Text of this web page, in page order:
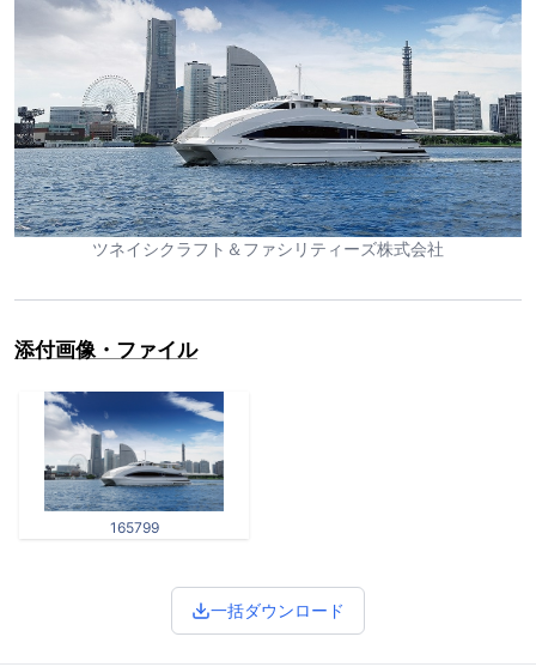
ツネイシクラフト＆ファシリティーズ株式会社
添付画像・ファイル
165799
一括ダウンロード